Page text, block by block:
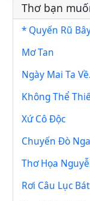
Thơ bạn
* Quyến Rũ
Mơ Tan
Ngày Mai Ta Về.
Không Thể
Xứ Cô Độc
Chuyến Đò
Thơ Họa
Rơi Câu Lục Bát